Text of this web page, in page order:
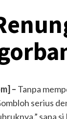
– Tanpa
serius
sapa